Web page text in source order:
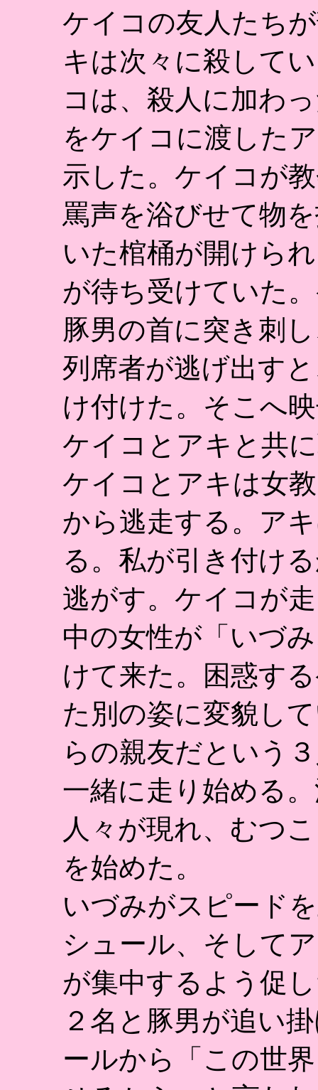
ケイコの友人たち
キは次々に殺して
コは、殺人に加わ
をケイコに渡した
示した。ケイコが
罵声を浴びせて物
いた棺桶が開けら
が待ち受けていた
豚男の首に突き刺
列席者が逃げ出す
け付けた。そこへ
ケイコとアキと共
ケイコとアキは女
から逃走する。ア
る。私が引き付け
逃がす。ケイコが
中の女性が「いづ
けて来た。困惑す
た別の姿に変貌し
らの親友だという
一緒に走り始める
人々が現れ、むつ
を始めた。
いづみがスピード
シュール、そして
が集中するよう促
２名と豚男が追い
ールから「この世